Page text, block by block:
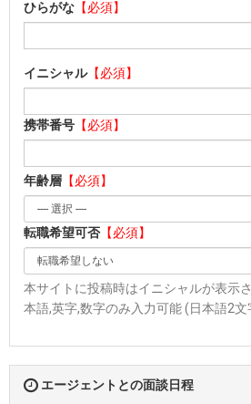
ひらがな 【必須】
イニシャル【必須】
携帯番号 【必須】
年齢層 【必須】
転職希望可否【必須】
本サイトに投稿時はイニシャルが表示
本語,英字,数字のみ入力可能 (日本語2文
エージェントとの面談日程